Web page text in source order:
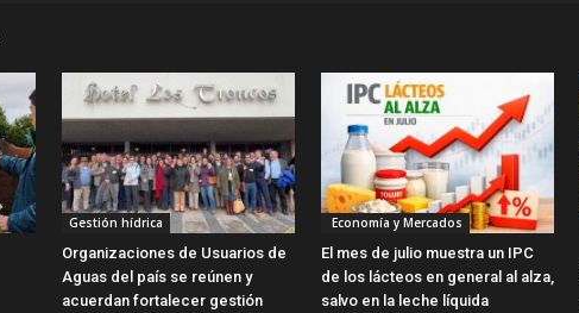
Gestión hídrica
Organizaciones de Usuarios de
Aguas del país se reúnen y
acuerdan fortalecer gestión
Economía y Mercados
El mes de julio muestra un IPC
de los lácteos en general al alza,
salvo en la leche líquida